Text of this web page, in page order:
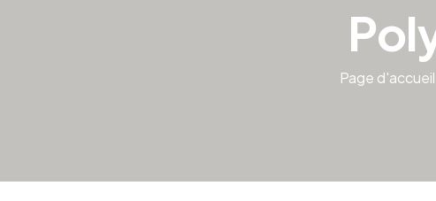
Page d'accueil